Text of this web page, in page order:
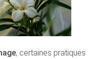
, certaines pratiques